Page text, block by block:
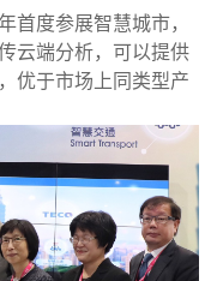
首度参展智慧城市，
云端分析，可以提供
优于市场上同类型产